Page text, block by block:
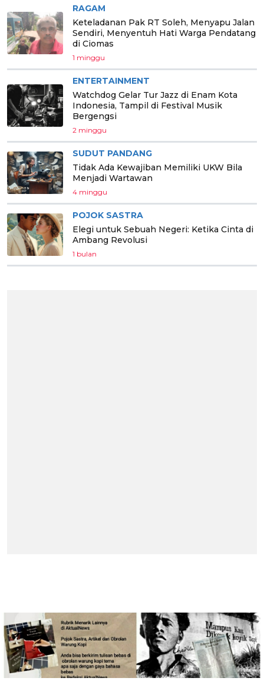
RAGAM
Keteladanan Pak RT Soleh, Menyapu Jalan
Sendiri, Menyentuh Hati Warga Pendatang
di Ciomas
1 minggu
ENTERTAINMENT
Watchdog Gelar Tur Jazz di Enam Kota
Indonesia, Tampil di Festival Musik
Bergengsi
2 minggu
SUDUT PANDANG
Tidak Ada Kewajiban Memiliki UKW Bila
Menjadi Wartawan
4 minggu
POJOK SASTRA
Elegi untuk Sebuah Negeri: Ketika Cinta di
Ambang Revolusi
1 bulan